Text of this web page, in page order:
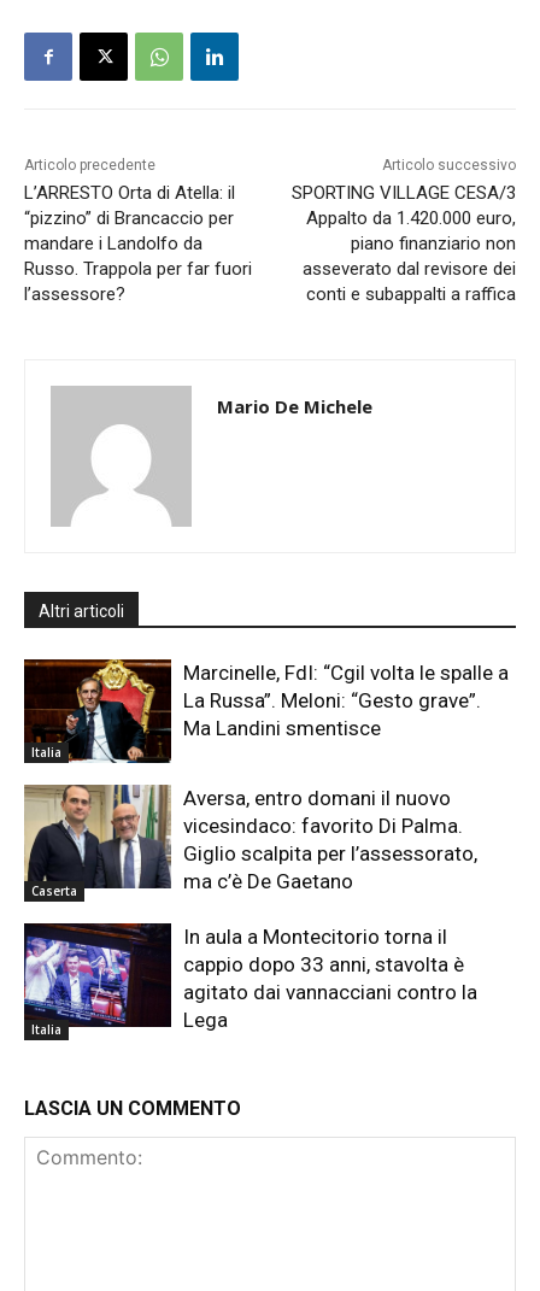
Articolo precedente
L’ARRESTO Orta di Atella: il
“pizzino” di Brancaccio per
mandare i Landolfo da
Russo. Trappola per far fuori
l’assessore?
Articolo successivo
SPORTING VILLAGE CESA/3
Appalto da 1.420.000 euro,
piano finanziario non
asseverato dal revisore dei
conti e subappalti a raffica
Mario De Michele
Altri articoli
Italia
Marcinelle, FdI: “Cgil volta le spalle a
La Russa”. Meloni: “Gesto grave”.
Ma Landini smentisce
Caserta
Aversa, entro domani il nuovo
vicesindaco: favorito Di Palma.
Giglio scalpita per l’assessorato,
ma c’è De Gaetano
Italia
In aula a Montecitorio torna il
cappio dopo 33 anni, stavolta è
agitato dai vannacciani contro la
Lega
LASCIA UN COMMENTO